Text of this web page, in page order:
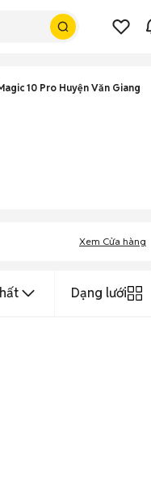
10 Pro Huyện Văn Giang
Xem Cửa hàng
Dạng lưới